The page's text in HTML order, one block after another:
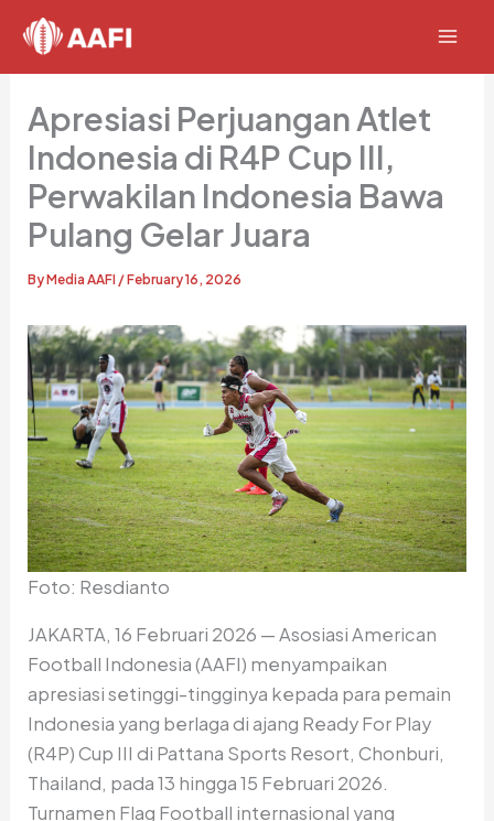
content
Apresiasi Perjuangan Atlet
Indonesia di R4P Cup III,
Perwakilan Indonesia Bawa
Pulang Gelar Juara
ByMedia AAFI /February 16, 2026
Foto: Resdianto
JAKARTA, 16 Februari 2026 — Asosiasi American
Football Indonesia (AAFI) menyampaikan
apresiasi setinggi-tingginya kepada para pemain
Indonesia yang berlaga di ajang Ready For Play
(R4P) Cup III di Pattana Sports Resort, Chonburi,
Thailand, pada 13 hingga 15 Februari 2026.
Turnamen Flag Football internasional yang